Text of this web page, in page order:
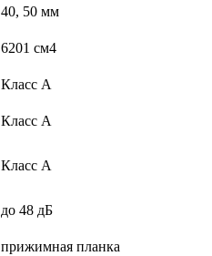
40, 50 мм
6201 см4
Класс А
Класс А
Класс А
до 48 дБ
прижимная планка